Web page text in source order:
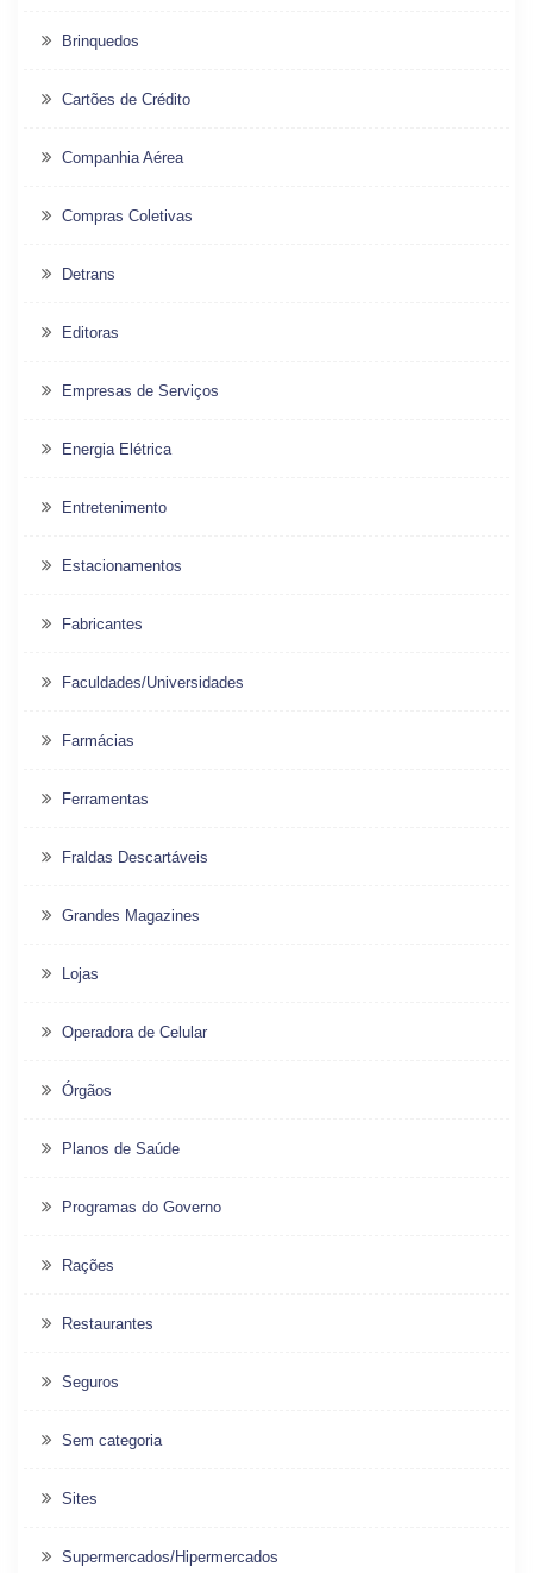
Brinquedos
Cartões de Crédito
Companhia Aérea
Compras Coletivas
Detrans
Editoras
Empresas de Serviços
Energia Elétrica
Entretenimento
Estacionamentos
Fabricantes
Faculdades/Universidades
Farmácias
Ferramentas
Fraldas Descartáveis
Grandes Magazines
Lojas
Operadora de Celular
Órgãos
Planos de Saúde
Programas do Governo
Rações
Restaurantes
Seguros
Sem categoria
Sites
Supermercados/Hipermercados